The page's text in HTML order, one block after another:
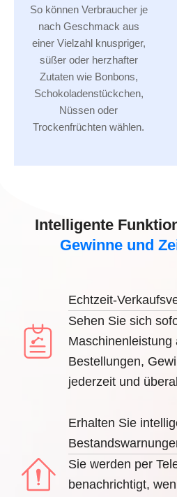
So können Verbraucher je
nach Geschmack aus
einer Vielzahl knuspriger,
süßer oder herzhafter
Zutaten wie Bonbons,
Schokoladenstückchen,
Nüssen oder
Trockenfrüchten wählen.
Intelligente
Gewinne und
Echtzeit-
Sehen Sie sich
Maschinenleistung
Bestellungen,
jederzeit und
Erhalten Sie
Sie werden per
benachrichtigt,